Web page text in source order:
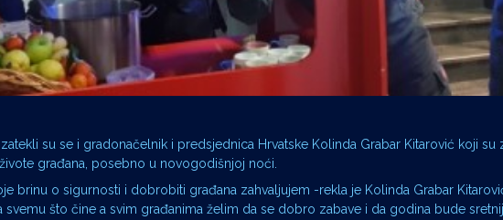
su se i gradonačelnik i predsjednica Hrvatske Kolinda Grabar Kitarović koji su
građana, posebno u novogodišnjoj noći.
brinu o sigurnosti i dobrobiti građana zahvaljujem -rekla je Kolinda Grabar
što čine a svim građanima želim da se dobro zabave i da godina bude